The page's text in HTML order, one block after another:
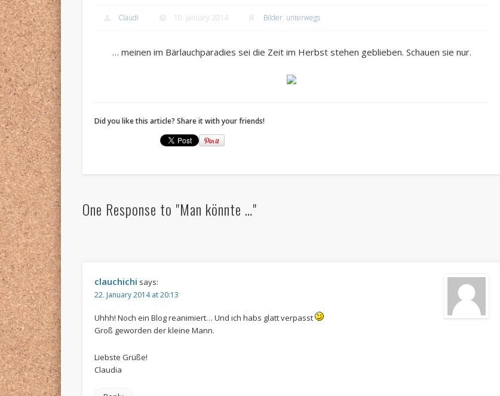
Claudi 10. January 2014 Bilder, unterwegs
… meinen im Bärlauchparadies sei die Zeit im Herbst stehen geblieben. Schauen sie nur.
Did you like this article? Share it with your friends!
One Response to "Man könnte …"
clauchichi says:
22. January 2014 at 20:13
Uhhh! Noch ein Blog reanimiert… Und ich habs glatt verpasst
Groß geworden der kleine Mann.
Liebste Grüße!
Claudia